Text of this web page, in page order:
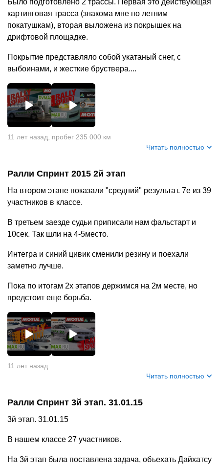
Было подготовлено 2 трассы. Первая это действующая
картинговая трасса (знакома мне по летним
покатушкам), вторая выложена из покрышек на
дрифтовой площадке.
Покрытие представляло собой укатаный снег, с
выбоинами, и жесткие бруствера....
+ 20
11 лет назад
пробег 235 000 км
Читать полностью
Ралли Спринт 2015 2й этап
На втором этапе показали "средний" результат. 7е из 39
участников в классе.
В третьем заезде судьи приписали нам фальстарт и
10сек. Так шли на 4-5место.
Интегра и синий цивик сменили резину и поехали
заметно лучше.
Пока по итогам 2х этапов держимся на 2м месте, но
предстоит еще борьба.
11 лет назад
Читать полностью
Ралли Спринт 3й этап. 31.01.15
3й этап. 31.01.15
В нашем классе 27 участников.
На 3й этап была поставлена задача, объехать Дайхатсу